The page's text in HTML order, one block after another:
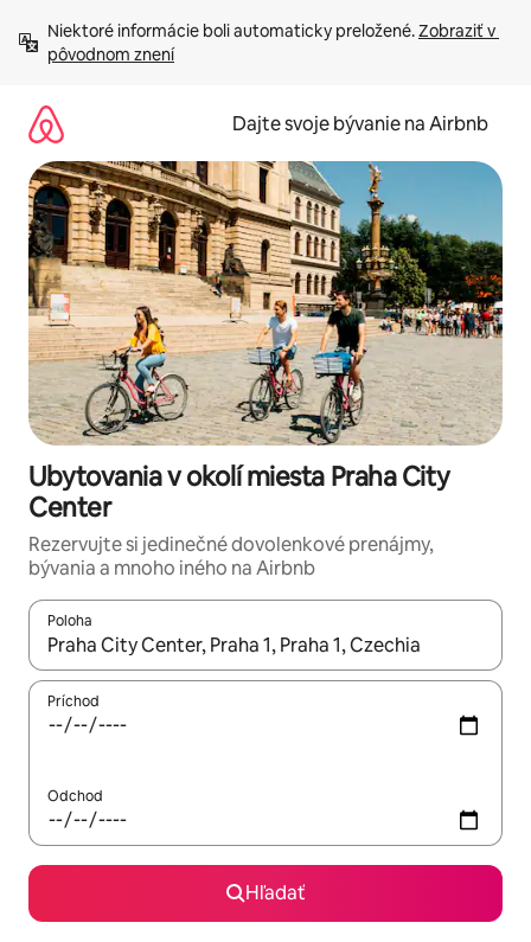
obsah.
Niektoré informácie boli automaticky preložené. Zobraziť v
pôvodnom znení
Dajte svoje bývanie na Airbnb
Ubytovania v okolí miesta Praha City
Center
Rezervujte si jedinečné dovolenkové prenájmy,
bývania a mnoho iného na Airbnb
Poloha
Keď budú výsledky k dispozícii, môžete si ich prechádzať
Príchod
Odchod
Hľadať